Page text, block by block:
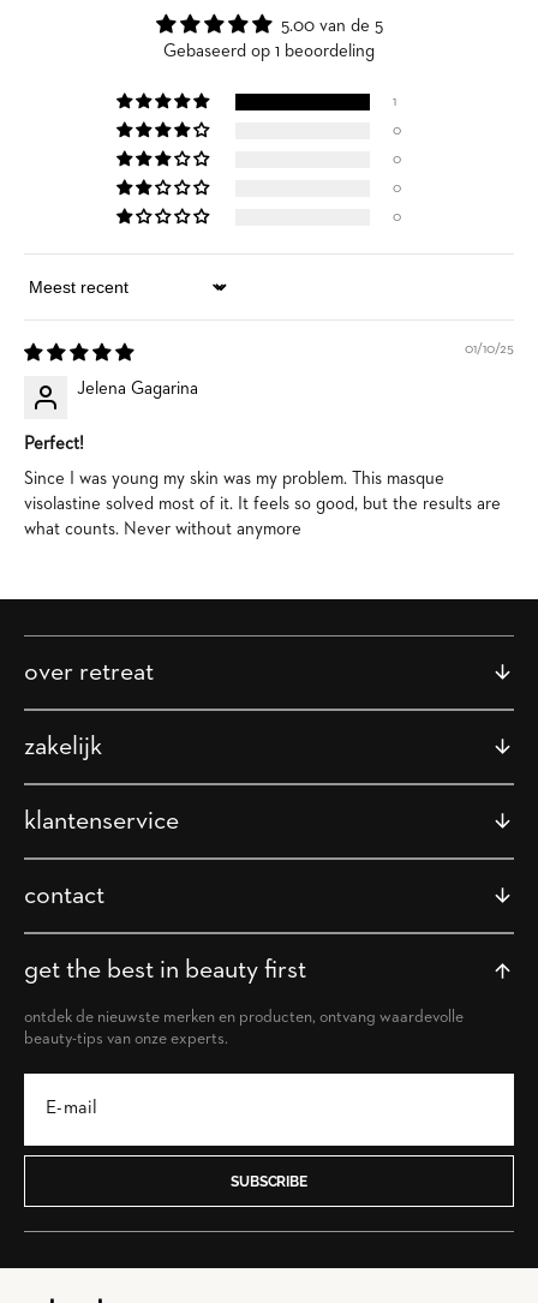
5.00 van de 5
Gebaseerd op 1 beoordeling
1
0
0
0
0
Sort by
01/10/25
Jelena Gagarina
Perfect!
Since I was young my skin was my problem. This masque
visolastine solved most of it. It feels so good, but the results are
what counts. Never without anymore
over retreat
zakelijk
klantenservice
contact
get the best in beauty first
ontdek de nieuwste merken en producten, ontvang waardevolle
beauty-tips van onze experts.
SUBSCRIBE